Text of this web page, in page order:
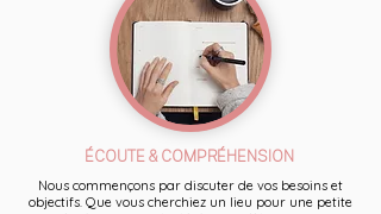
ÉCOUTE & COMPRÉHENSION
Nous commençons par discuter de vos besoins et
objectifs. Que vous cherchiez un lieu pour une petite